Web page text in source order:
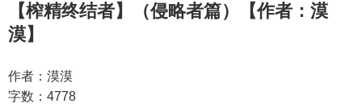
【榨精终结者】（侵略者篇）【作者：漠
漠】
作者：漠漠
字数：4778